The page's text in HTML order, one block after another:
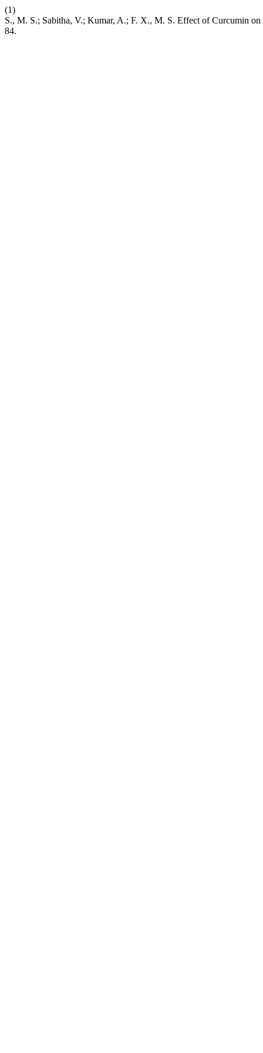
(1)
S., M. S.; Sabitha, V.; Kumar, A.; F. X., M. S. Effect of Curcumin
84.